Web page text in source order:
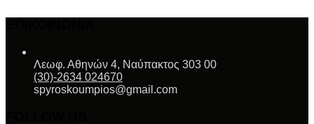
Λεωφ. Αθηνών 4, Ναύπακτος 303 00
(30)-2634 024670
spyroskoumpios@gmail.com